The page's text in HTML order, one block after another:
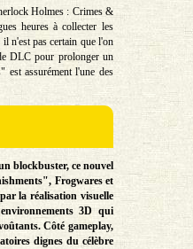
Holmes : Crimes &
heures à collecter les
n'est pas certain que l'on
DLC pour prolonger un
est assurément l'une des
blockbuster, ce nouvel
Frogwares et
la réalisation visuelle
3D qui
Côté gameplay,
dignes du célèbre